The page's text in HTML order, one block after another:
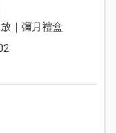
｜彌月禮盒